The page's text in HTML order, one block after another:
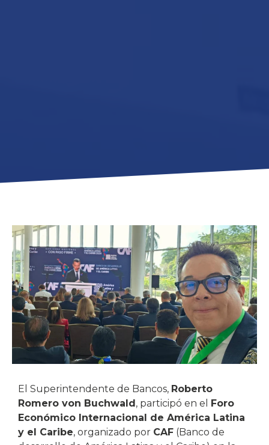
El Superintendente de Bancos, Roberto
Romero von Buchwald, participó en el Foro
Económico Internacional de América Latina
y el Caribe, organizado por CAF (Banco de